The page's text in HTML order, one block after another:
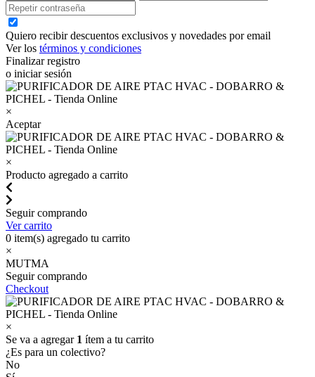
Quiero recibir descuentos exclusivos y novedades por email
Ver los términos y condiciones
Finalizar registro
o iniciar sesión
×
Aceptar
×
Producto agregado a carrito
Seguir comprando
Ver carrito
0 item(s) agregado tu carrito
×
MUTMA
Seguir comprando
Checkout
×
Se va a agregar 1 ítem a tu carrito
¿Es para un colectivo?
No